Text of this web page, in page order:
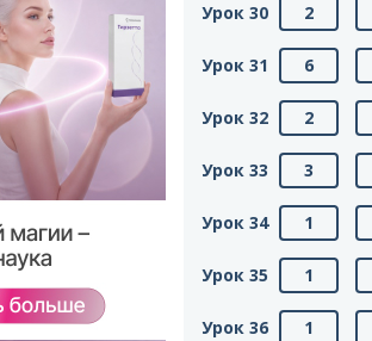
Урок 30 2
Урок 31 6
Урок 32 2
Урок 33 3
Урок 34 1
Урок 35 1
Урок 36 1